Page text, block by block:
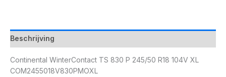
Beschrijving
Continental WinterContact TS 830 P 245/50 R18 104V XL
COM2455018V830PMOXL